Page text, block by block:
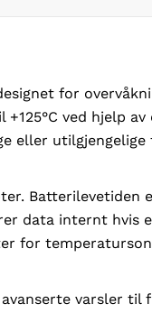
for
ved hjelp av
eller utilgjengelige
Batterilevetiden
data internt hvis
for
varsler til